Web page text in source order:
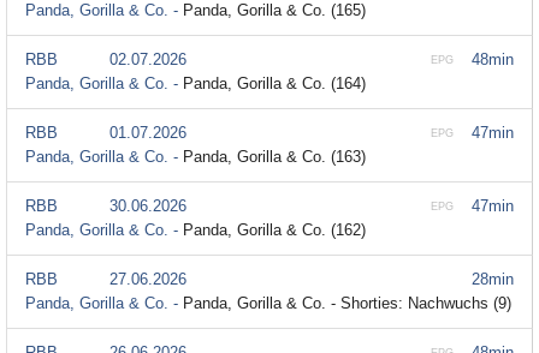
Panda, Gorilla & Co. - Panda, Gorilla & Co. (165)
48min
EPG
RBB
02.07.2026
Panda, Gorilla & Co. - Panda, Gorilla & Co. (164)
47min
EPG
RBB
01.07.2026
Panda, Gorilla & Co. - Panda, Gorilla & Co. (163)
47min
EPG
RBB
30.06.2026
Panda, Gorilla & Co. - Panda, Gorilla & Co. (162)
28min
RBB
27.06.2026
Panda, Gorilla & Co. - Panda, Gorilla & Co. - Shorties: Nachwuchs (9)